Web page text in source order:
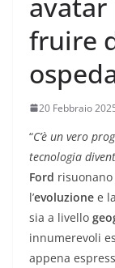
fruire
20 Febbraio
“C’è un vero
tecnologia
Ford
l’evoluzione e la
sia a livello
innumerevoli
appena